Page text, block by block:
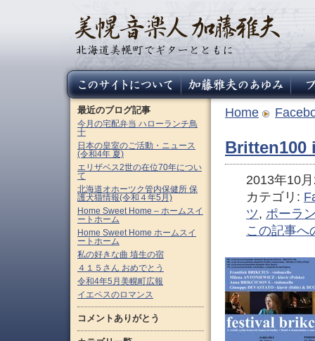
Home
Britten100
2013年10
カテゴリ:
ツ, ポーラ
この記事へ
最近のブログ記事
今月の宅配弁当 ハローランチ鳥
十
日本の皇室のご活動・ニュース
(令和4年 夏)
エリザベス2世の在位70年につい
て
北海道オホーツク管内保健所 保
護犬猫情報(令和４年5月)
Home Sweet Home – ホームスイ
ートホーム
Home Sweet Home ホームスイ
ートホーム
私の好きな曲 埴生の宿
４１５さん おめでとう
令和4年5月美幌町広報
イエペスのロマンス
コメントありがとう